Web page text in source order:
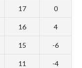
17 0
16 4
15 -6
11 -4